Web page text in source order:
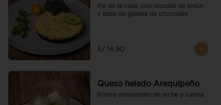
Pie de la casa, con mousse de limón
y base de galleta de chocolate
S/ 16.90
Queso helado Arequipeño
Postre arequipeño de leche y canela